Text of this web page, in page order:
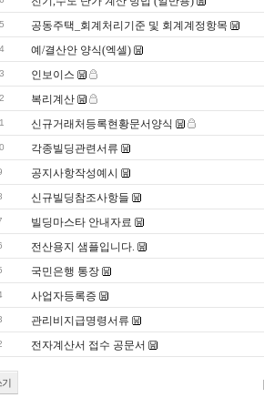
공동주택_회계처리기준 및 회계계정항목
예/결산안 양식(엑셀)
인보이스
복리계산
신규거래처등록현황문서양식
각종빌딩관련서류
공지사항작성예시
신규빌딩참조사항들
빌딩마스타 안내자료
전산용지 샘플입니다.
국민은행 통장
사업자등록증
관리비지급명령서류
전자계산서 접수 공문서
기